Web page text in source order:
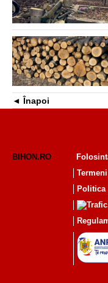
Înapoi
BIHON.RO
Politica